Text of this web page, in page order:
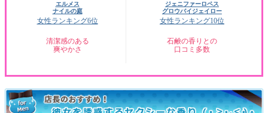
エルメス
ナイルの庭
女性ランキング6位
清潔感のある
爽やかさ
ジェニファーロペス
グロウバイジェイロー
女性ランキング10位
石鹸の香りとの
口コミ多数